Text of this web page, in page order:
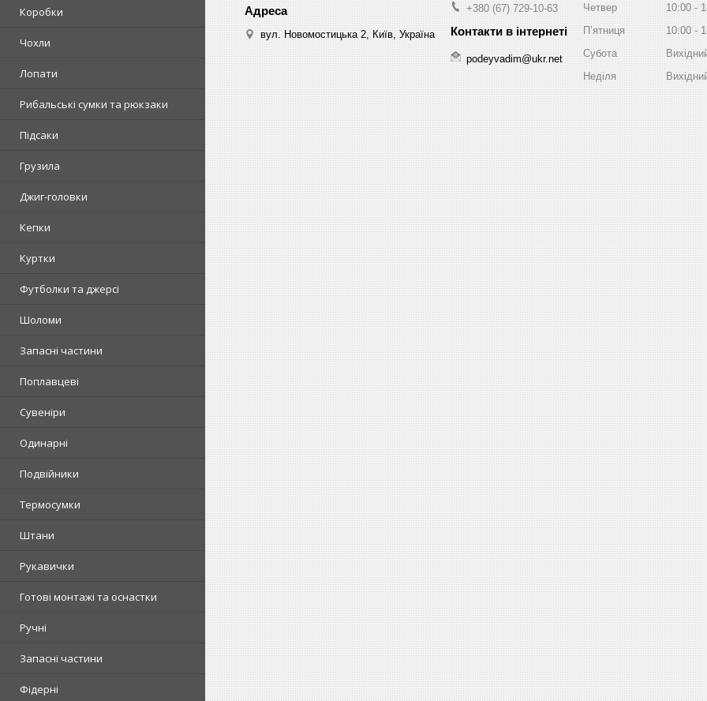
Коробки
Чохли
Лопати
Рибальські сумки та рюкзаки
Підсаки
Грузила
Джиг-головки
Кепки
Куртки
Футболки та джерсі
Шоломи
Запасні частини
Поплавцеві
Сувеніри
Одинарні
Подвійники
Термосумки
Штани
Рукавички
Готові монтажі та оснастки
Ручні
Запасні частини
Фідерні
вул. Новомостицька 2, Київ, Україна
+380 (67) 729-10-63
podeyvadim@ukr.net
Четвер
10:00
Пʼятниця
10:00
Субота
Неділя